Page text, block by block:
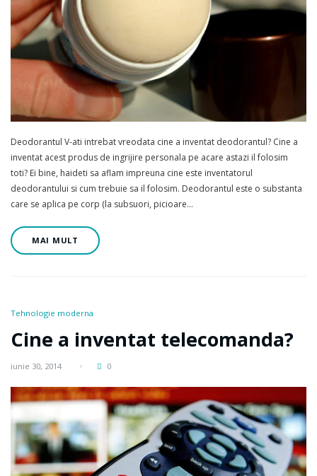
Deodorantul V-ati intrebat vreodata cine a inventat deodorantul? Cine a
inventat acest produs de ingrijire personala pe acare astazi il folosim
toti? Ei bine, haideti sa aflam impreuna cine este inventatorul
deodorantului si cum trebuie sa il folosim. Deodorantul este o substanta
care se aplica pe corp (la subsuori, picioare…
MAI MULT
Tehnologie moderna
Cine a inventat telecomanda?
iunie 30, 2014 0